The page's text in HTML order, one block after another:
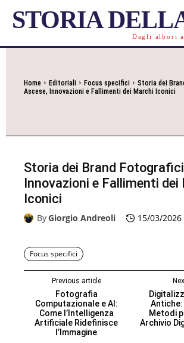
STORIA
Dagli albori
Home Editoriali Focus specifici
Storia dei
Ascese, Innovazioni e Fallimenti dei Marchi Iconici
Storia dei Brand
Innovazioni e Fallimenti dei
Iconici
ByGiorgio Andreoli 15/03/2026
Focus specifici
Previous article
Fotografia
Computazionale e AI:
Come l’Intelligenza
Artificiale Ridefinisce
l’Immagine
Metodi
Archivio